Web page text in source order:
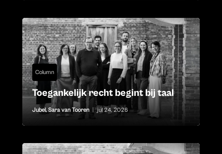
Column
Toegankelijk recht begint bij taal
Jubel, Sara van Tooren | jul 24, 2026